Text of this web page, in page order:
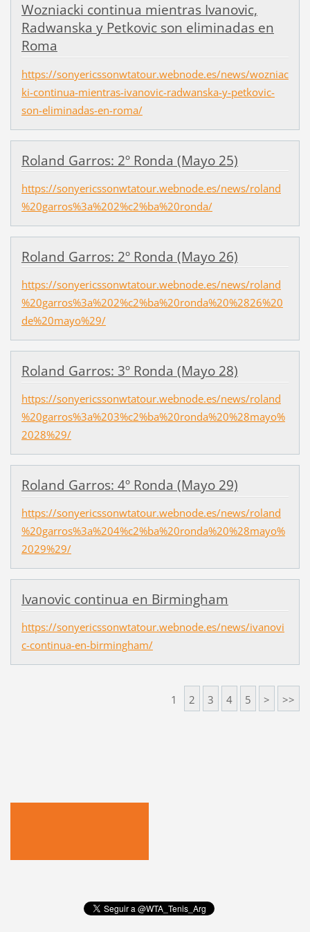
Wozniacki continua mientras Ivanovic,
Radwanska y Petkovic son eliminadas en
Roma
https://sonyericssonwtatour.webnode.es/news/wozniac
ki-continua-mientras-ivanovic-radwanska-y-petkovic-
son-eliminadas-en-roma/
Roland Garros: 2º Ronda (Mayo 25)
https://sonyericssonwtatour.webnode.es/news/roland
%20garros%3a%202%c2%ba%20ronda/
Roland Garros: 2º Ronda (Mayo 26)
https://sonyericssonwtatour.webnode.es/news/roland
%20garros%3a%202%c2%ba%20ronda%20%2826%20
de%20mayo%29/
Roland Garros: 3º Ronda (Mayo 28)
https://sonyericssonwtatour.webnode.es/news/roland
%20garros%3a%203%c2%ba%20ronda%20%28mayo%
2028%29/
Roland Garros: 4º Ronda (Mayo 29)
https://sonyericssonwtatour.webnode.es/news/roland
%20garros%3a%204%c2%ba%20ronda%20%28mayo%
2029%29/
Ivanovic continua en Birmingham
https://sonyericssonwtatour.webnode.es/news/ivanovi
c-continua-en-birmingham/
1 2 3 4 5 > >>